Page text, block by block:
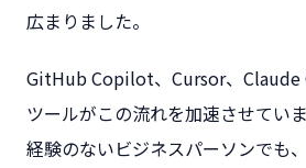
広まりました。
GitHub Copilot、Cursor、Claude
ツールがこの流れを加速させてい
経験のないビジネスパーソンでも